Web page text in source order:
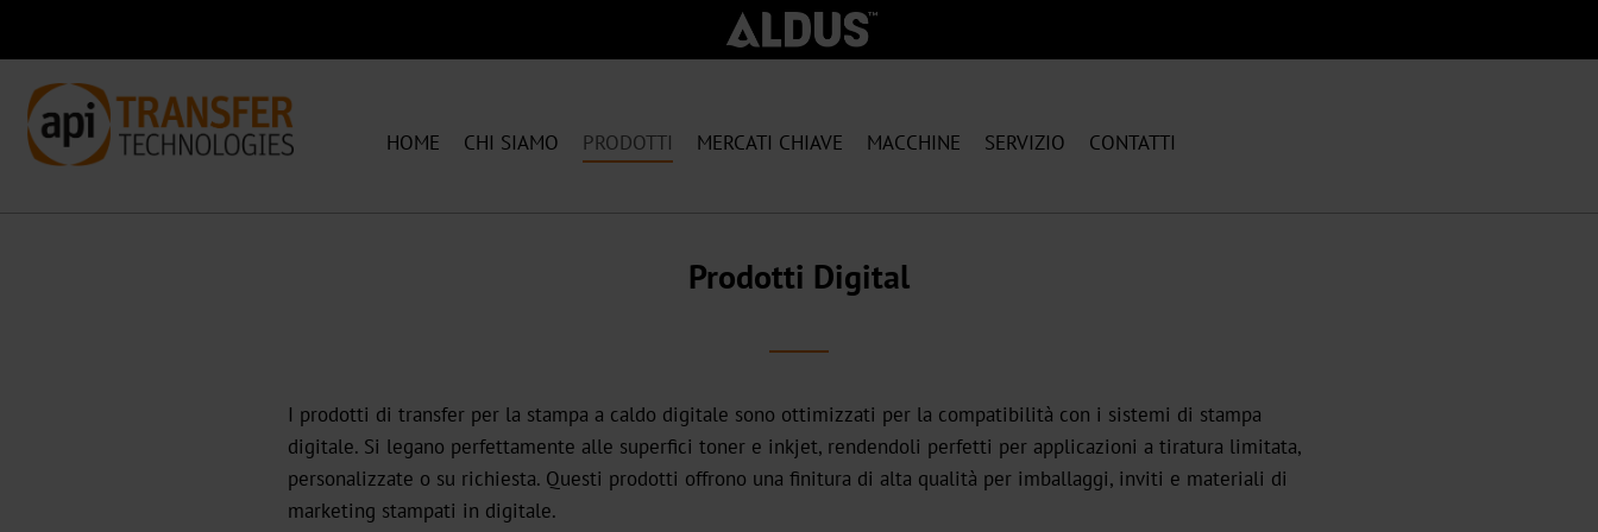
HOME CHI SIAMO PRODOTTI MERCATI CHIAVE MACCHINE SERVIZIO CONTATTI
Prodotti Digital
I prodotti di transfer per la stampa a caldo digitale sono ottimizzati per la compatibilità con i sistemi di stampa
digitale. Si legano perfettamente alle superfici toner e inkjet, rendendoli perfetti per applicazioni a tiratura limitata,
personalizzate o su richiesta. Questi prodotti offrono una finitura di alta qualità per imballaggi, inviti e materiali di
marketing stampati in digitale.